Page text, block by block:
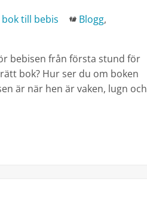
till bebis Kategorier
Blogg,
bebisen från första stund för
bok? Hur ser du om boken
är när hen är vaken, lugn och